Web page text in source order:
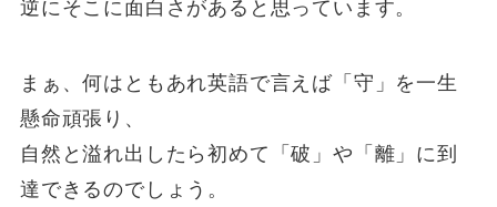
逆にそこに面白さがあると思っています。
まぁ、何はともあれ英語で言えば「守」を一生
懸命頑張り、
自然と溢れ出したら初めて「破」や「離」に到
達できるのでしょう。